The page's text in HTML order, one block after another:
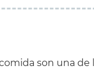
son una